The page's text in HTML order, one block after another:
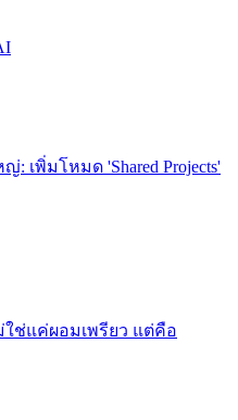
: เพิ่มโหมด 'Shared Projects'
ใช่แค่ผอมเพรียว แต่คือ